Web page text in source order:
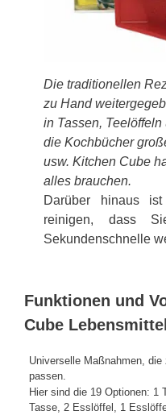
Die traditionellen
zu Hand
in Tassen,
die Kochbücher
usw. Kitchen Cube
alles brauchen.
Darüber hinaus
reinigen, dass
Sekundenschnelle
Funktionen und
Cube
Universelle Maßnahmen,
passen.
Hier sind die 19 Optionen:
Tasse, 2 Esslöffel, 1